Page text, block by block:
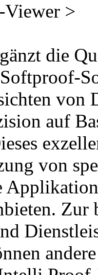
>
die
von
auf
von
Zur